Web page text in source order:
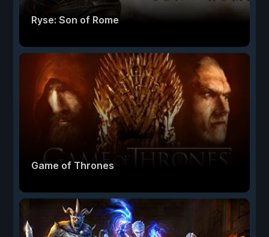
Ryse: Son of Rome
Game of Thrones